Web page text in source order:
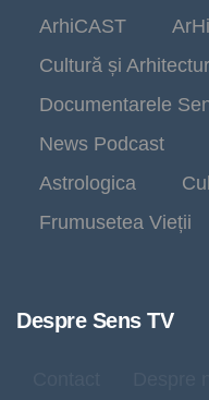
ArhiCAST
Cultură și
Documentarele
News Podcast
Astrologica
Frumusetea Vieții
Despre Sens TV